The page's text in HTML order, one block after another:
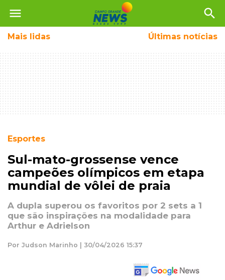
menu search
Mais lidas Últimas notícias
Esportes
Sul-mato-grossense vence
campeões olímpicos em etapa
mundial de vôlei de praia
A dupla superou os favoritos por 2 sets a 1
que são inspirações na modalidade para
Arthur e Adrielson
Por Judson Marinho | 30/04/2026 15:37